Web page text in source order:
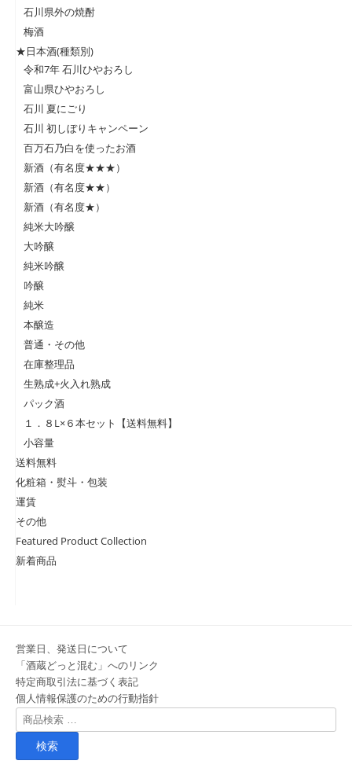
石川県外の焼酎
梅酒
★日本酒(種類別)
令和7年 石川ひやおろし
富山県ひやおろし
石川 夏にごり
石川 初しぼりキャンペーン
百万石乃白を使ったお酒
新酒（有名度★★★）
新酒（有名度★★）
新酒（有名度★）
純米大吟醸
大吟醸
純米吟醸
吟醸
純米
本醸造
普通・その他
在庫整理品
生熟成+火入れ熟成
パック酒
１．８L×６本セット【送料無料】
小容量
送料無料
化粧箱・熨斗・包装
運賃
その他
Featured Product Collection
新着商品
営業日、発送日について
「酒蔵どっと混む」へのリンク
特定商取引法に基づく表記
個人情報保護のための行動指針
検
索
象: